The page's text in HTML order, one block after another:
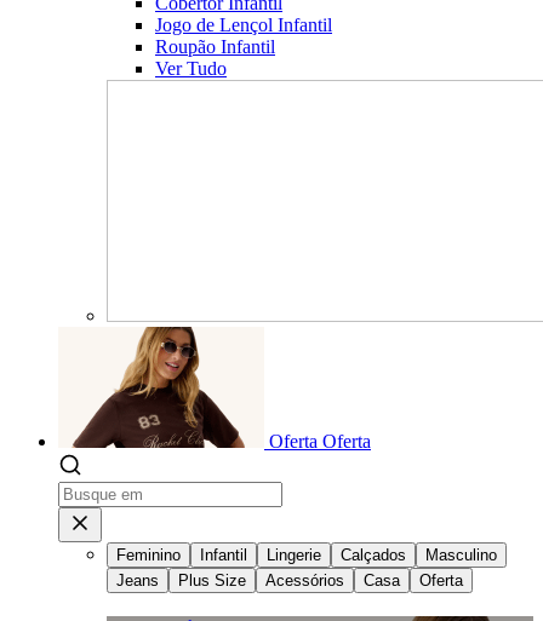
Jogo de Lençol Infantil
Roupão Infantil
Ver Tudo
Oferta Oferta
Feminino Infantil Lingerie Calçados
Masculino
Jeans
Plus Size Acessórios Casa Oferta